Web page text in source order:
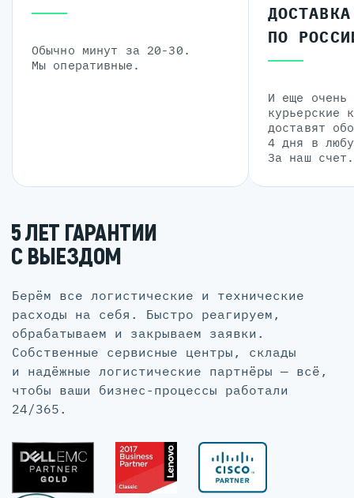
Обычно минут за 20-30.
Мы оперативные.
ДОСТАВКА
ПО
И еще очень
курьерские
доставят
4 дня в
За наш счет.
5 ЛЕТ ГАРАНТИИ
С ВЫЕЗДОМ
Берём все логистические и технические
расходы на себя. Быстро реагируем,
обрабатываем и закрываем заявки.
Собственные сервисные центры, склады
и надёжные логистические партнёры — всё,
чтобы ваши бизнес-процессы работали
24/365.